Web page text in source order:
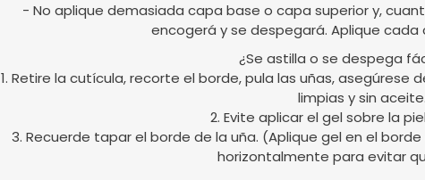
- No aplique demasiada capa base o capa superior y,
encogerá y se despegará. Aplique cada
¿Se astilla o se despega
1. Retire la cutícula, recorte el borde, pula las uñas,
limpias y sin aceite.
2. Evite aplicar el gel sobre la
3. Recuerde tapar el borde de la uña. (Aplique gel en el
horizontalmente para evitar